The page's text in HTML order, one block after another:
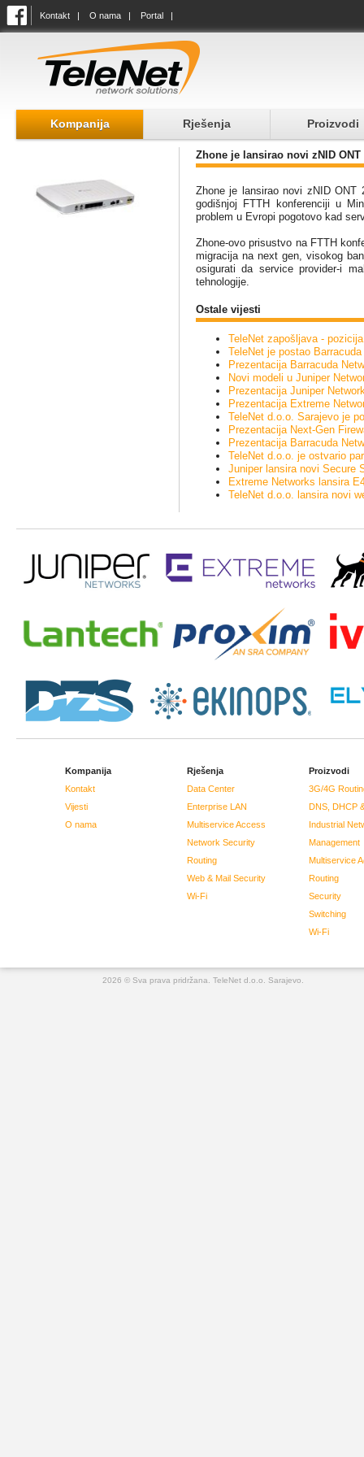
Kontakt | O nama | Portal |
Kompanija Rješenja Proizvodi
Zhone je lansirao novi zNID
Zhone je lansirao novi zNID ONT
godišnjoj FTTH konferenciji u
problem u Evropi pogotovo kad
Zhone-ovo prisustvo na FTTH
migracija na next gen, visokog
osigurati da service provider-i
tehnologije.
Ostale vijesti
TeleNet zapošljava -
TeleNet je postao
Prezentacija Barracuda
Novi modeli u Juniper
Prezentacija Juniper
Prezentacija Extreme
TeleNet d.o.o. Sarajevo je
Prezentacija Next-Gen
Prezentacija Barracuda
TeleNet d.o.o. je ostvario
Juniper lansira novi Secure
Extreme Networks lansira
TeleNet d.o.o. lansira novi
Kompanija
Kontakt
Vijesti
O nama
Rješenja
Data Center
Enterprise LAN
Multiservice Access
Network Security
Routing
Web & Mail Security
Wi-Fi
Proizvodi
3G/4G
DNS, DHCP
Industrial
Management
Multiservice
Routing
Security
Switching
Wi-Fi
2026 © Sva prava pridržana. TeleNet d.o.o. Sarajevo.